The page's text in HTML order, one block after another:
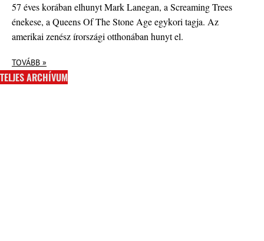
57 éves korában elhunyt Mark Lanegan, a Screaming Trees
énekese, a Queens Of The Stone Age egykori tagja. Az
amerikai zenész írországi otthonában hunyt el.
TOVÁBB »
TELJES ARCHÍVUM